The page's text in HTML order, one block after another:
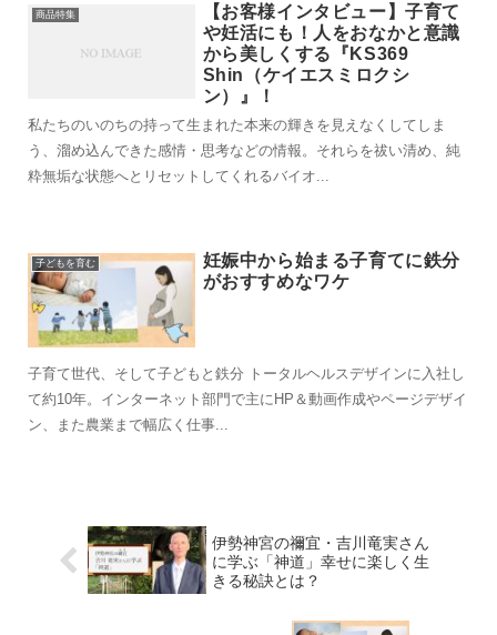
商品特集
【お客様インタビュー】子育て
や妊活にも！人をおなかと意識
から美しくする『KS369
Shin（ケイエスミロクシ
ン）』！
私たちのいのちの持って生まれた本来の輝きを見えなくしてしま
う、溜め込んできた感情・思考などの情報。それらを祓い清め、純
粋無垢な状態へとリセットしてくれるバイオ...
子どもを育む
妊娠中から始まる子育てに鉄分
がおすすめなワケ
子育て世代、そして子どもと鉄分 トータルヘルスデザインに入社し
て約10年。インターネット部門で主にHP＆動画作成やページデザイ
ン、また農業まで幅広く仕事...
伊勢神宮の禰宜・吉川竜実さん
に学ぶ「神道」幸せに楽しく生
きる秘訣とは？